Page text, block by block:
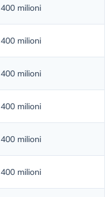
400 milioni
400 milioni
400 milioni
400 milioni
400 milioni
400 milioni